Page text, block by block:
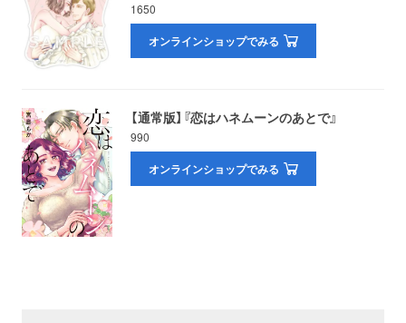
1650
オンラインショップでみる
【通常版】『恋はハネムーンのあとで』
990
オンラインショップでみる
イベント
フェア お知らせ
会社概要 プライバシーポリシー
お問い合わせ 取材のお申し込み